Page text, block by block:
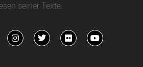
seiner Texte.